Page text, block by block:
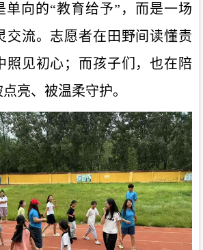
单向的“教育给予”，而是一场
交流。志愿者在田野间读懂责
照见初心；而孩子们，也在陪
亮、被温柔守护。